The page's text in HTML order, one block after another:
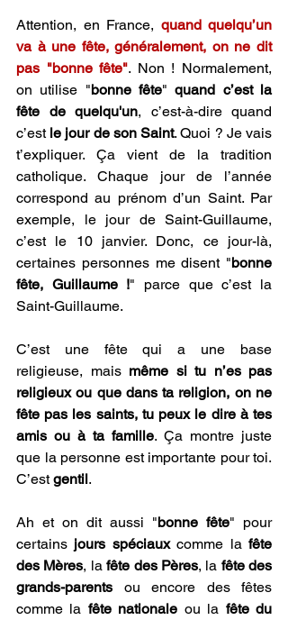
Attention, en France, quand quelqu’un
va à une fête, généralement, on ne dit
pas "bonne fête". Non ! Normalement,
on utilise "bonne fête" quand c’est la
fête de quelqu'un, c’est-à-dire quand
c’est le jour de son Saint. Quoi ? Je vais
t’expliquer. Ça vient de la tradition
catholique. Chaque jour de l’année
correspond au prénom d’un Saint. Par
exemple, le jour de Saint-Guillaume,
c’est le 10 janvier. Donc, ce jour-là,
certaines personnes me disent "bonne
fête, Guillaume !" parce que c’est la
Saint-Guillaume.
C’est une fête qui a une base
religieuse, mais même si tu n’es pas
religieux ou que dans ta religion, on ne
fête pas les saints, tu peux le dire à tes
amis ou à ta famille. Ça montre juste
que la personne est importante pour toi.
C’est gentil.
Ah et on dit aussi "bonne fête" pour
certains jours spéciaux comme la fête
des Mères, la fête des Pères, la fête des
grands-parents ou encore des fêtes
comme la fête nationale ou la fête du